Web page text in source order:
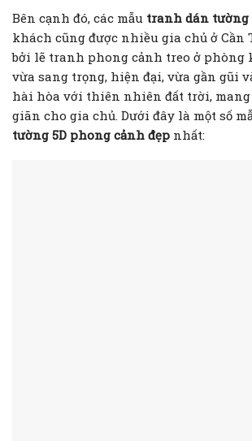
Bên cạnh đó, các mẫu tranh dán tường
khách cũng được nhiều gia chủ ở Cần
bởi lẽ tranh phong cảnh treo ở phòng
vừa sang trọng, hiện đại, vừa gần gũi
hài hòa với thiên nhiên đất trời,
giãn cho gia chủ. Dưới đây là một số
tường 5D phong cảnh đẹp nhất: